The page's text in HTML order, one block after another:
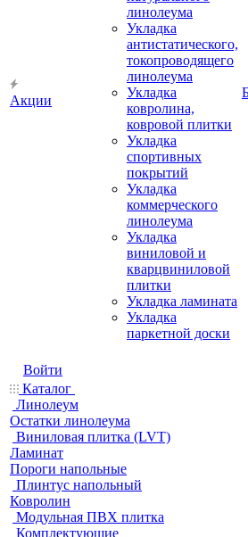
Акции
линолеума
Укладка
антистатического,
токопроводящего
линолеума
Укладка
ковролина,
ковровой плитки
Укладка
спортивных
покрытий
Укладка
коммерческого
линолеума
Укладка
виниловой и
кварцвиниловой
плитки
Укладка ламината
Укладка
паркетной доски
Войти
Каталог
Линолеум
Остатки линолеума
Виниловая плитка (LVT)
Ламинат
Пороги напольные
Плинтус напольный
Ковролин
Модульная ПВХ плитка
Комплектующие